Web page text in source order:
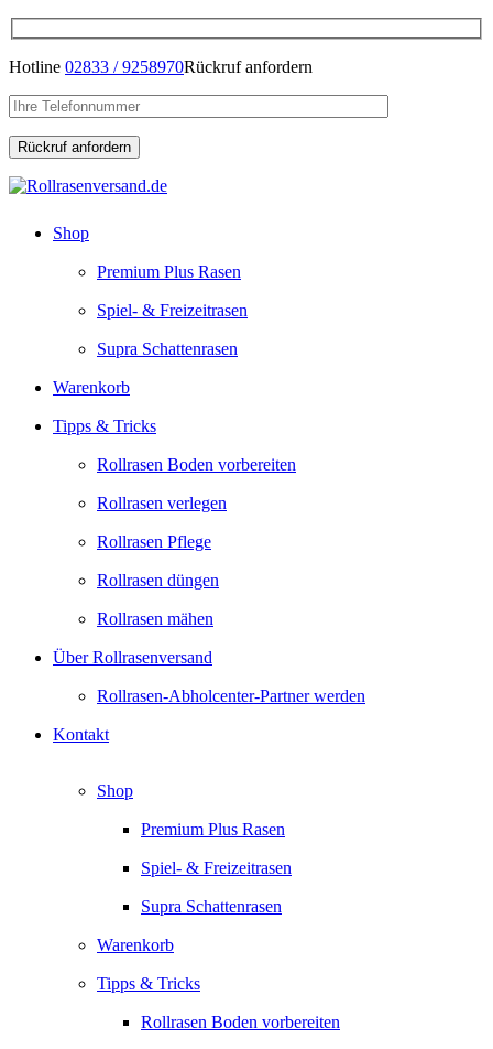
Hotline 02833 / 9258970Rückruf anfordern
Shop
Premium Plus Rasen
Spiel- & Freizeitrasen
Supra Schattenrasen
Warenkorb
Tipps & Tricks
Rollrasen Boden vorbereiten
Rollrasen verlegen
Rollrasen Pflege
Rollrasen düngen
Rollrasen mähen
Über Rollrasenversand
Rollrasen-Abholcenter-Partner werden
Kontakt
Shop
Premium Plus Rasen
Spiel- & Freizeitrasen
Supra Schattenrasen
Warenkorb
Tipps & Tricks
Rollrasen Boden vorbereiten